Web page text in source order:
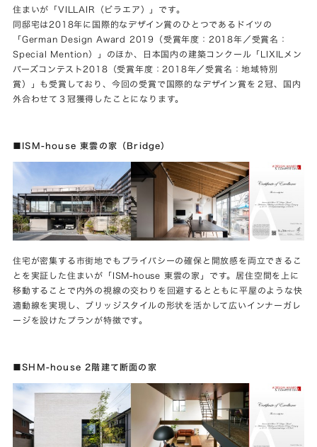
住まいが「VILLAIR（ビラエア）」です。
同邸宅は2018年に国際的なデザイン賞のひとつであるドイツの
「German Design Award 2019（受賞年度：2018年／受賞名：
Special Mention）」のほか、日本国内の建築コンクール「LIXILメン
バーズコンテスト2018（受賞年度：2018年／受賞名：地域特別
賞）」も受賞しており、今回の受賞で国際的なデザイン賞を２冠、国内
外合わせて３冠獲得したことになります。
■ISM-house 東雲の家（Bridge）
住宅が密集する市街地でもプライバシーの確保と開放感を両立できるこ
とを実証した住まいが「ISM-house 東雲の家」です。居住空間を上に
移動することで内外の視線の交わりを回避するとともに平屋のような快
適動線を実現し、ブリッジスタイルの形状を活かして広いインナーガレ
ージを設けたプランが特徴です。
■SHM-house 2階建て断面の家